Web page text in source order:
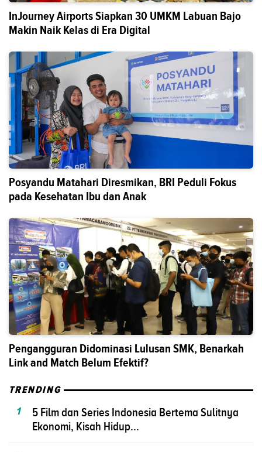
InJourney Airports Siapkan 30 UMKM Labuan Bajo
Makin Naik Kelas di Era Digital
Posyandu Matahari Diresmikan, BRI Peduli Fokus
pada Kesehatan Ibu dan Anak
Pengangguran Didominasi Lulusan SMK, Benarkah
Link and Match Belum Efektif?
TRENDING
1
5 Film dan Series Indonesia Bertema Sulitnya
Ekonomi, Kisah Hidup...